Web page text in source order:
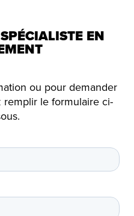
EN
ou pour demander
le formulaire ci-